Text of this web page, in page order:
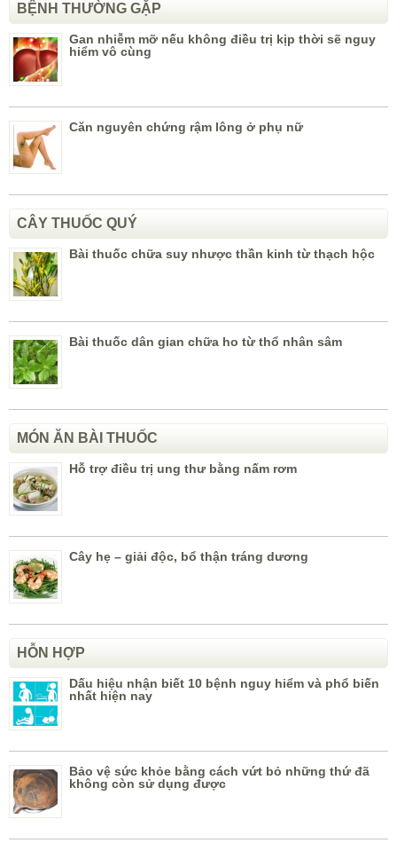
BỆNH THƯỜNG GẶP
Gan nhiễm mỡ nếu không điều trị kịp thời sẽ nguy
hiểm vô cùng
Căn nguyên chứng rậm lông ở phụ nữ
CÂY THUỐC QUÝ
Bài thuốc chữa suy nhược thần kinh từ thạch hộc
Bài thuốc dân gian chữa ho từ thổ nhân sâm
MÓN ĂN BÀI THUỐC
Hỗ trợ điều trị ung thư bằng nấm rơm
Cây hẹ – giải độc, bổ thận tráng dương
HỖN HỢP
Dấu hiệu nhận biết 10 bệnh nguy hiểm và phổ biến
nhất hiện nay
Bảo vệ sức khỏe bằng cách vứt bỏ những thứ đã
không còn sử dụng được